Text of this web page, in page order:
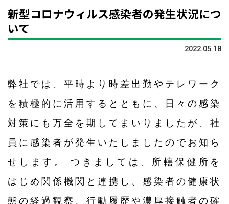
新型コロナウィルス感染者の発生状況につ
いて
2022.05.18
弊社では、平時より時差出勤やテレワーク
を積極的に活用するとともに、日々の感染
対策にも万全を期してまいりましたが、社
員に感染者が発生いたしましたのでお知ら
せします。
つきましては、所轄保健所を
はじめ関係機関と連携し、感染者の健康状
態の経過観察、行動履歴や濃厚接触者の確